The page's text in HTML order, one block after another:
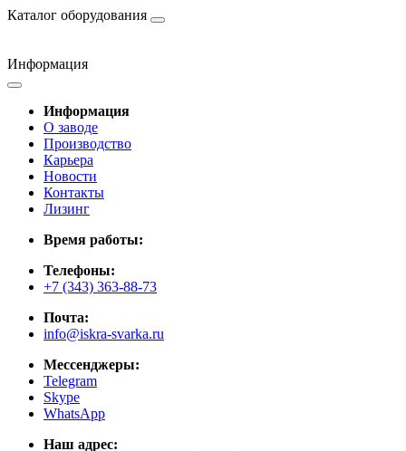
Каталог оборудования
Информация
Информация
О заводе
Производство
Карьера
Новости
Контакты
Лизинг
Время работы:
Телефоны:
+7 (343) 363-88-73
Почта:
info@iskra-svarka.ru
Мессенджеры:
Telegram
Skype
WhatsApp
Наш адрес: